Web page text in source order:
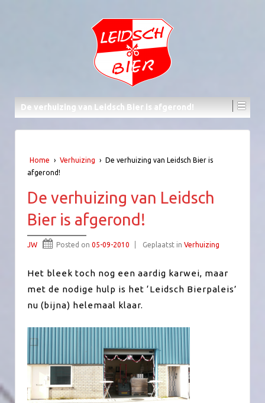
De verhuizing van Leidsch Bier is afgerond!
Home › Verhuizing › De verhuizing van Leidsch Bier is
afgerond!
De verhuizing van Leidsch
Bier is afgerond!
JW Posted on 05-09-2010 Geplaatst in Verhuizing
Het bleek toch nog een aardig karwei, maar
met de nodige hulp is het ‘Leidsch Bierpaleis’
nu (bijna) helemaal klaar.